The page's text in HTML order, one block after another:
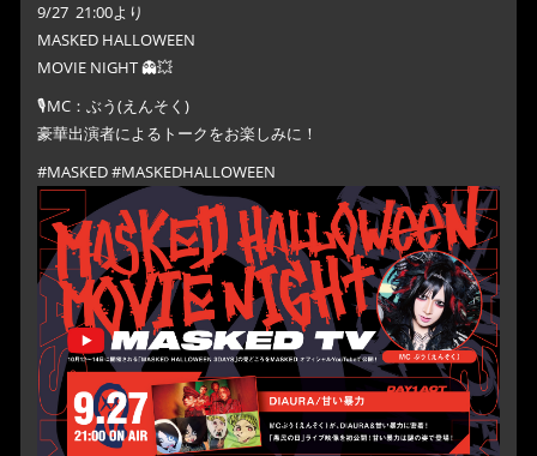
9/27 21:00より
MASKED HALLOWEEN
MOVIE NIGHT 👻💥
🎙️MC：ぶう(えんそく)
豪華出演者によるトークをお楽しみに！
#MASKED #MASKEDHALLOWEEN